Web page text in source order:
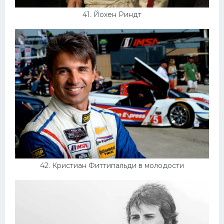
41. Йохен Риндт
42. Кристиан Фиттипальди в молодости